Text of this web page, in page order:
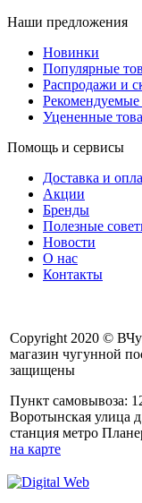
Наши предложения
Новинки
Популярные
Распродажи и
Уцененные
Помощь и сервисы
Доставка и
Акции
Бренды
Полезные
Новости
О нас
Контакты
Copyright 2020 ©
магазин чугунной
защищены
Пункт самовывоза:
Воротынская улица
станция метро
на карте